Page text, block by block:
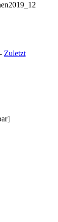
- Zuletzt